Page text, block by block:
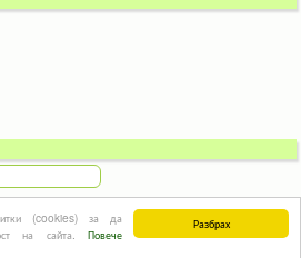
Разбрах
(cookies) за да
на сайта. Повече
Подкрепете ни | Правила и условия|
информация
части от нея не могат да бъдат използвани без